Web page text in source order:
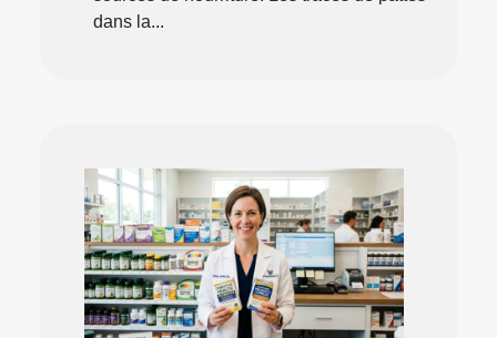
dans la...